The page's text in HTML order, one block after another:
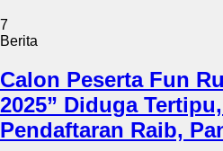
7
Berita
Calon Peserta Fun
2025” Diduga
Pendaftaran Raib,